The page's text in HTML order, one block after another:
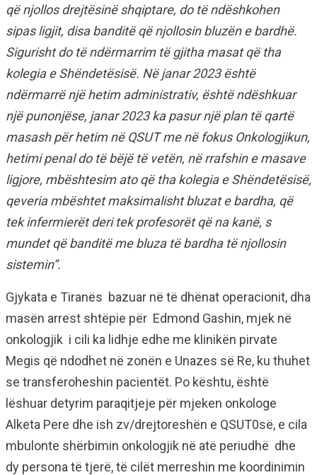
që njollos drejtësinë shqiptare, do të ndëshkohen
sipas ligjit, disa banditë që njollosin bluzën e bardhë.
Sigurisht do të ndërmarrim të gjitha masat që tha
kolegia e Shëndetësisë. Në janar 2023 është
ndërmarrë një hetim administrativ, është ndëshkuar
një punonjëse, janar 2023 ka pasur një plan të qartë
masash për hetim në QSUT me në fokus Onkologjikun,
hetimi penal do të bëjë të vetën, në rrafshin e masave
ligjore, mbështesim ato që tha kolegia e Shëndetësisë,
qeveria mbështet maksimalisht bluzat e bardha, që
tek infermierët deri tek profesorët që na kanë, s
mundet që banditë me bluza të bardha të njollosin
sistemin”.
Gjykata e Tiranës bazuar në të dhënat operacionit, dha
masën arrest shtëpie për Edmond Gashin, mjek në
onkologjik i cili ka lidhje edhe me klinikën pirvate
Megis që ndodhet në zonën e Unazes së Re, ku thuhet
se transferoheshin pacientët. Po kështu, është
lëshuar detyrim paraqitjeje për mjeken onkologe
Alketa Pere dhe ish zv/drejtoreshën e QSUT0së, e cila
mbulonte shërbimin onkologjik në atë periudhë dhe
dy persona të tjerë, të cilët merreshin me koordinimin